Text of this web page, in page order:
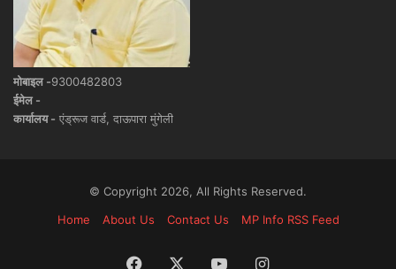
मोबाइल -9300482803
ईमेल -
कार्यालय - एंड्रूज वार्ड, दाऊपारा मुंगेली
© Copyright 2026, All Rights Reserved.
Home
About Us Contact Us MP Info RSS Feed
Facebook YouTubeInstagram